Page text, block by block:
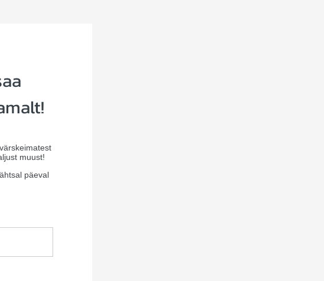
muust!
päeval